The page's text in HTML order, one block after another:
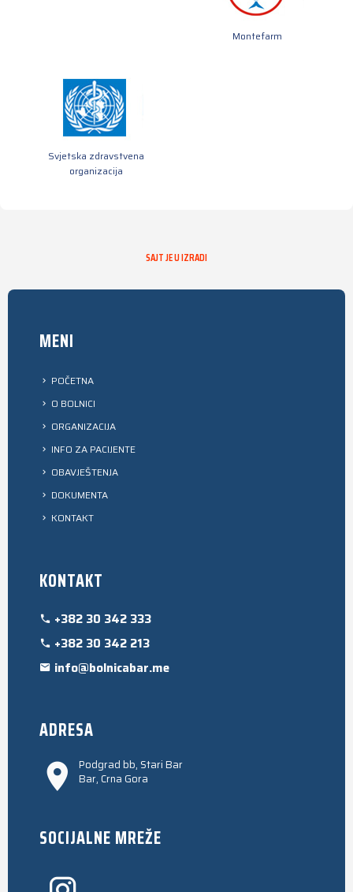
Montefarm
Svjetska zdravstvena
organizacija
SAJT JE U IZRADI
MENI
POČETNA
O BOLNICI
ORGANIZACIJA
INFO ZA PACIJENTE
OBAVJEŠTENJA
DOKUMENTA
KONTAKT
KONTAKT
+382 30 342 333
+382 30 342 213
info@bolnicabar.me
ADRESA
Podgrad bb, Stari Bar
Bar, Crna Gora
SOCIJALNE MREŽE